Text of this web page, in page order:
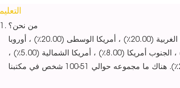
من نحن؟
يقع مقرنا في قوانغدونغ ، الصين ، بدءًا من 2018 ، نبيع إلى أوروبا الغربية (20.00٪) ، أمريكا الوسطى (20.00٪) ، أوروبا
الشرقية (15.00٪) ، جنوب أوروبا (15.00٪) ، شمال أوروبا (10.00٪) ، الجنوب أمريكا (8.00٪) ، أمريكا الشمالية (5.00٪) ،